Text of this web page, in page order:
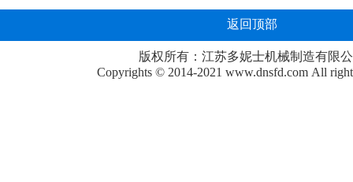
返回顶部
版权所有：江苏多妮士机械制造有限
Copyrights © 2014-2021 www.dnsfd.com All